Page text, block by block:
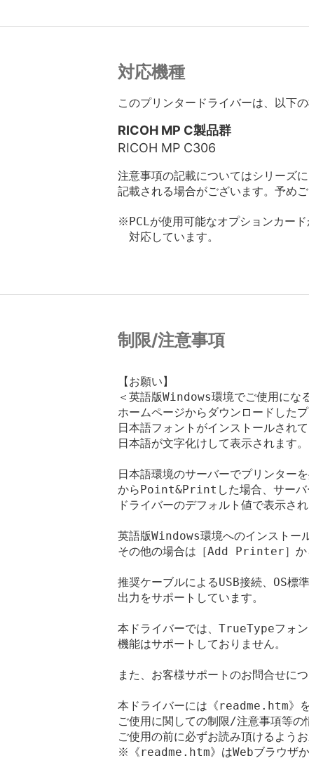
対応機種
このプリンタードライバーは、以下
RICOH MP C製品群
RICOH MP C306
注意事項の記載についてはシリーズ
記載される場合がございます。予めご
※PCLが使用可能なオプションカー
対応しています。
制限/注意事項
【お願い】
＜英語版Windows環境でご使用にな
ホームページからダウンロードした
日本語フォントがインストールされ
日本語が文字化けして表示されます。
日本語環境のサーバーでプリンター
からPoint&Printした場合、サーバ
ドライバーのデフォルト値で表示され
英語版Windows環境へのインストー
その他の場合は［Add Printer］か
推奨ケーブルによるUSB接続、OS標
出力をサポートしています。
本ドライバーでは、TrueTypeフォ
機能はサポートしておりません。
また、お客様サポートのお問合せに
本ドライバーには《readme.htm》を
ご使用に関しての制限/注意事項等の
ご使用の前に必ずお読み頂けるようお
※《readme.htm》はWebブラウザか